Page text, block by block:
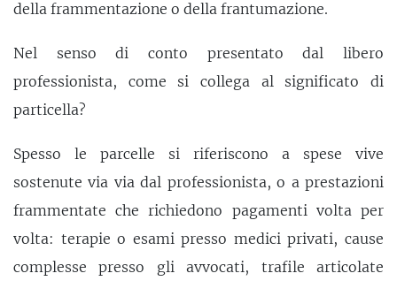
della frammentazione o della frantumazione.
Nel senso di conto presentato dal libero
professionista, come si collega al significato di
particella?
Spesso le parcelle si riferiscono a spese vive
sostenute via via dal professionista, o a prestazioni
frammentate che richiedono pagamenti volta per
volta: terapie o esami presso medici privati, cause
complesse presso gli avvocati, trafile articolate